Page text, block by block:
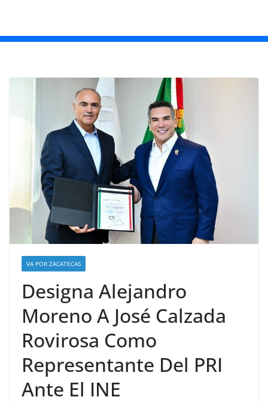
VA POR ZACATECAS
Designa Alejandro
Moreno A José Calzada
Rovirosa Como
Representante Del PRI
Ante El INE